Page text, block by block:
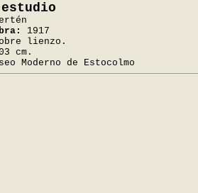
1917
lienzo.
cm.
Moderno de Estocolmo